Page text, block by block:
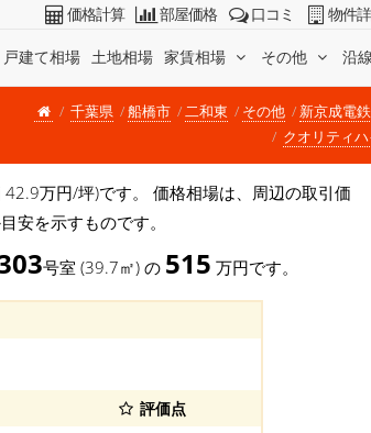
戸建て相場 土地相場 家賃相場 その他 沿
価格計算 部屋価格 口コミ 物件
千葉県 船橋市 二和東 その他 新京成電
クオリティ
万円/坪)です。 価格相場は、周辺の取引価
安を示すものです。
号室 (39.7㎡) の 515 万円です。
評価点